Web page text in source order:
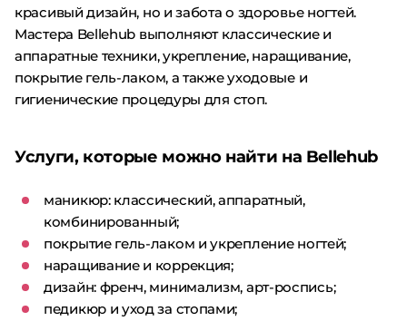
красивый дизайн, но и забота о здоровье ногтей.
Мастера Bellehub выполняют классические и
аппаратные техники, укрепление, наращивание,
покрытие гель-лаком, а также уходовые и
гигиенические процедуры для стоп.
Услуги, которые можно найти на Bellehub
маникюр: классический, аппаратный,
комбинированный;
покрытие гель-лаком и укрепление ногтей;
наращивание и коррекция;
дизайн: френч, минимализм, арт-роспись;
педикюр и уход за стопами;